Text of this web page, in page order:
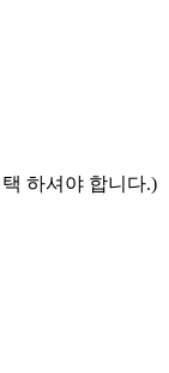
하셔야 합니다.)